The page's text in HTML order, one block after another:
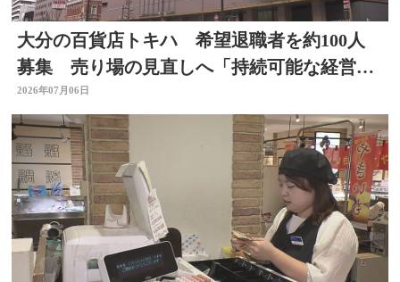
大分の百貨店トキハ 希望退職者を約100人
募集 売り場の見直しへ「持続可能な経営体
制構築のため」
2026年07月06日